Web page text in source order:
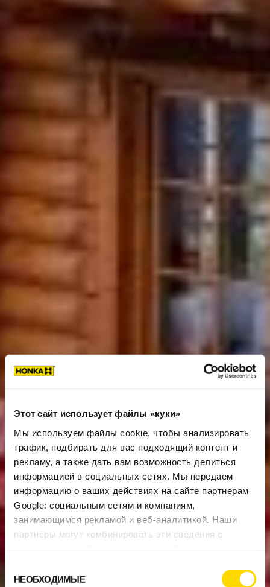
Этот сайт использует файлы «куки»
Мы используем файлы cookie, чтобы анализировать
трафик, подбирать для вас подходящий контент и
рекламу, а также дать вам возможность делиться
информацией в социальных сетях. Мы передаем
информацию о ваших действиях на сайте партнерам
Google: социальным сетям и компаниям,
занимающимся рекламой и веб-аналитикой. Наши
партнеры могут комбинировать эти сведения с
вами их сервисов.
согласия
НЕОБХОДИМЫЕ